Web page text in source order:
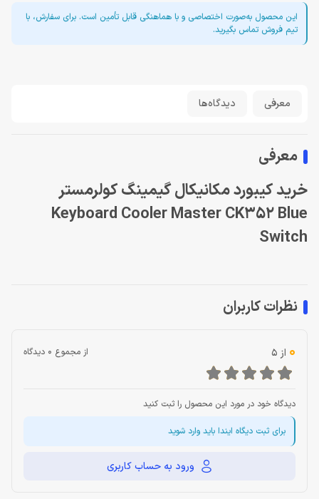
این محصول به‌صورت اختصاصی و با هماهنگی قابل تأمین است. برای سفارش، با
تیم فروش تماس بگیرید.
معرفی دیدگاه‌ها
معرفی
خرید کیبورد مکانیکال گیمینگ کولرمستر
Keyboard Cooler Master CK352 Blue
Switch
نظرات کاربران
0 از 5 از مجموع 0 دیدگاه
دیدگاه خود در مورد این محصول را ثبت کنید
برای ثبت دیگاه ایندا باید وارد شوید
ورود به حساب کاربری